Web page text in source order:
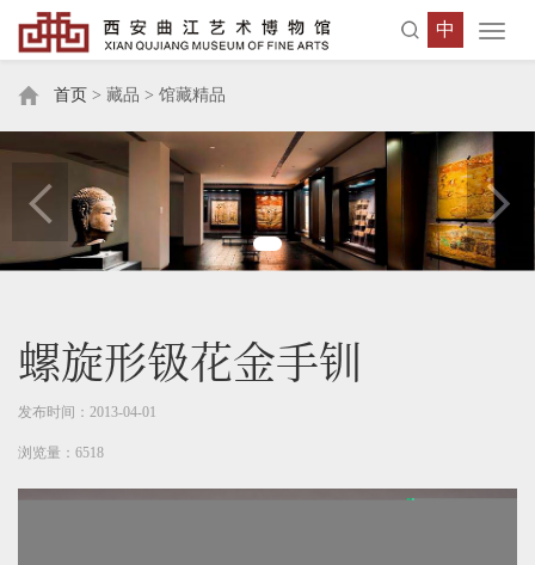
中
首页 > 藏品 > 馆藏精品
螺旋形钑花金手钏
发布时间：2013-04-01
浏览量：6518